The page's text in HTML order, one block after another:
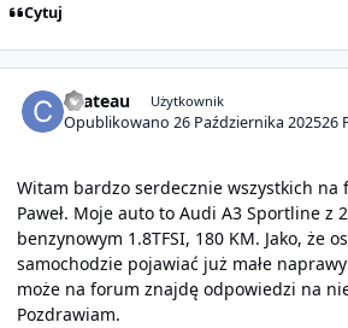
Cytuj
chateau Użytkownik
Opublikowano26 Października 202526
Witam bardzo serdecznie wszystkich na
Paweł. Moje auto to Audi A3 Sportline z
benzynowym 1.8TFSI, 180 KM. Jako, że
samochodzie pojawiać już małe
może na forum znajdę odpowiedzi na
Pozdrawiam.